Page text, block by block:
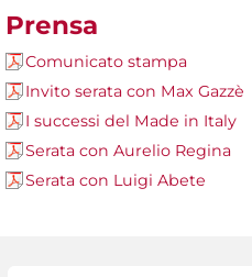
Prensa
Comunicato stampa
Invito serata con Max Gazzè
I successi del Made in Italy
Serata con Aurelio Regina
Serata con Luigi Abete